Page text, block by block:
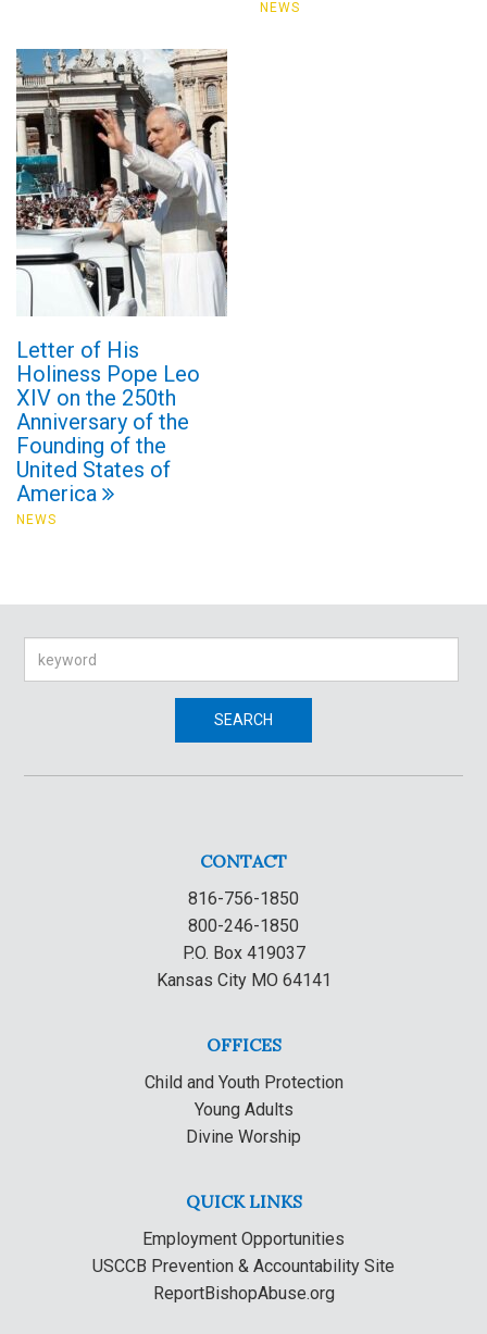
NEWS
Letter of His
Holiness Pope Leo
XIV on the 250th
Anniversary of the
Founding of the
United States of
America
NEWS
SEARCH
CONTACT
816-756-1850
800-246-1850
P.O. Box 419037
Kansas City MO 64141
OFFICES
Child and Youth Protection
Young Adults
Divine Worship
QUICK LINKS
Employment Opportunities
USCCB Prevention & Accountability Site
ReportBishopAbuse.org